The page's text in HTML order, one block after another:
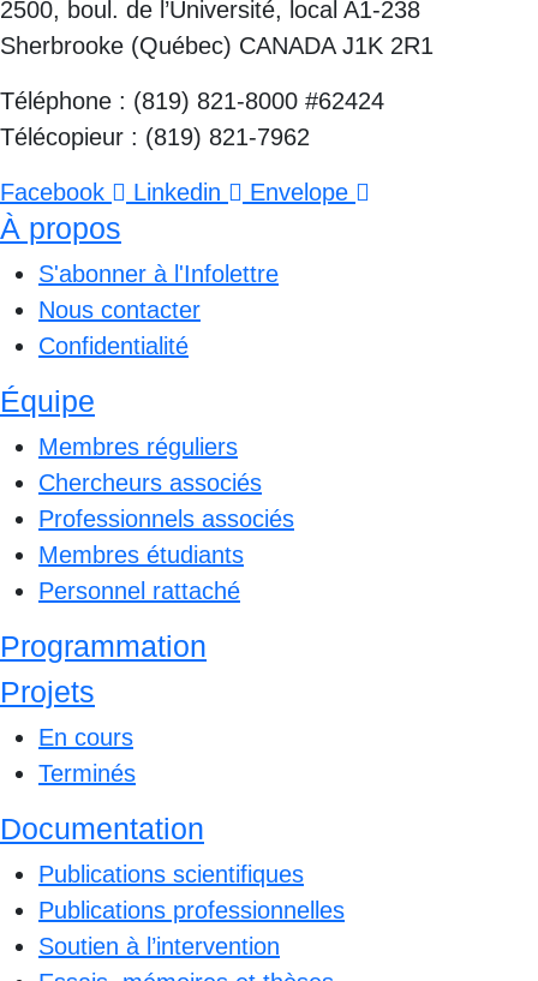
2500, boul. de l’Université, local A1-238
Sherbrooke (Québec) CANADA J1K 2R1
Téléphone : (819) 821-8000 #62424
Télécopieur : (819) 821-7962
Facebook Linkedin Envelope
À propos
S'abonner à l'Infolettre
Nous contacter
Confidentialité
Équipe
Membres réguliers
Chercheurs associés
Professionnels associés
Membres étudiants
Personnel rattaché
Programmation
Projets
En cours
Terminés
Documentation
Publications scientifiques
Publications professionnelles
Soutien à l’intervention